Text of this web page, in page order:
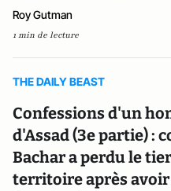
Roy Gutman
1 min de lecture
THE DAILY BEAST
Confessions d'un
d'Assad (3e partie) :
Bachar a perdu le
territoire après